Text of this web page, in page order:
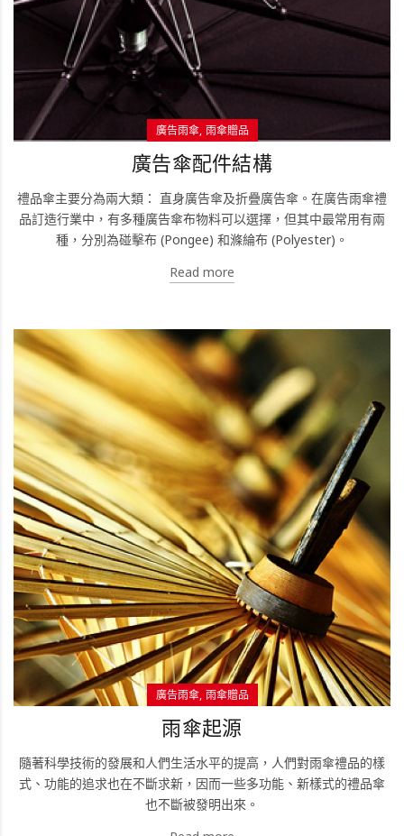
廣告雨傘 雨傘贈品
廣告傘配件結構
禮品傘主要分為兩大類： 直身廣告傘及折疊廣告傘。在廣告雨傘禮
品訂造行業中，有多種廣告傘布物料可以選擇，但其中最常用有兩
種，分別為碰擊布 (Pongee) 和滌綸布 (Polyester)。
Read more
廣告雨傘 雨傘贈品
雨傘起源
隨著科學技術的發展和人們生活水平的提高，人們對雨傘禮品的樣
式、功能的追求也在不斷求新，因而一些多功能、新樣式的禮品傘
也不斷被發明出來。